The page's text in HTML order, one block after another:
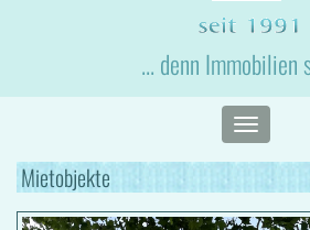
... denn Immobilien
Toggle
navigation
Mietobjekte